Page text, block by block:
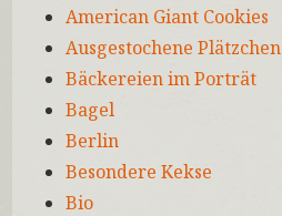
American Giant Cookies
Ausgestochene Plätzchen
Bäckereien im Porträt
Bagel
Berlin
Besondere Kekse
Bio